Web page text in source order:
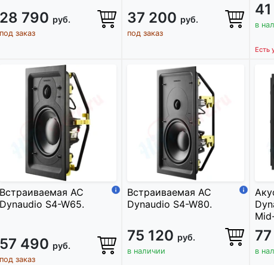
28 790 руб.
под заказ
37 200 руб.
под заказ
в
Есть
Встраиваемая АС
Dynaudio S4-W65.
57 490 руб.
под заказ
Встраиваемая АС
Dynaudio S4-W80.
75 120 руб.
в наличии в